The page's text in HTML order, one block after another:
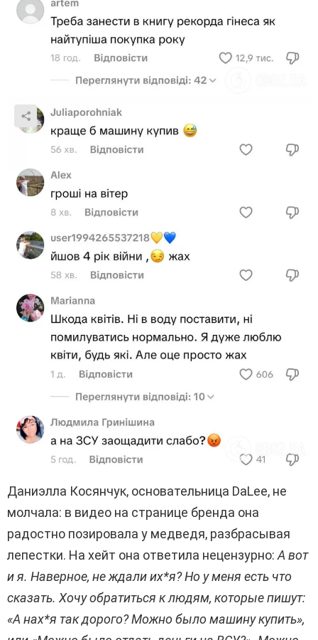
Даниэлла Косянчук, основательница DaLee, не
молчала: в видео на странице бренда она
радостно позировала у медведя, разбрасывая
лепестки. На хейт она ответила нецензурно: А вот
и я. Наверное, не ждали их*я? Но у меня есть что
сказать. Хочу обратиться к людям, которые пишут:
«А нах*я так дорого? Можно было машину купить»,